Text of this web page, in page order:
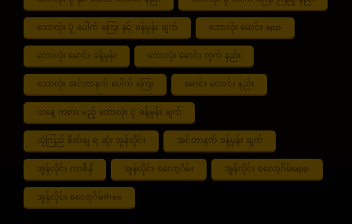
ဘောလုံး ပွဲ ပေါက် ကြေး နှင့် ခန့်မှန်း ချက် ဘောလုံး မောင်း app
ဘောလုံး မောင်း ခန့်မှန်း ဘောလုံး မောင်း တွက် နည်း
ဘောလုံး အင်တာနက် ပေါက် ကြေး မောင်း လောင်း နည်း
ယနေ့ ကစား မည့် ဘောလုံး ပွဲ ခန့်မှန်း ချက်
ယုံကြည် စိတ်ချ ရ ဆုံး အွန်လိုင်း အင်တာနက် ခန့်မှန်း ချက်
အွန်လိုင်း ကာစီနို အွန်လိုင်း စလော့ဂိမ်း အွန်လိုင်း စလော့ဂိမ်းapp
အွန်လိုင်း စလော့ဂိမ်းfree